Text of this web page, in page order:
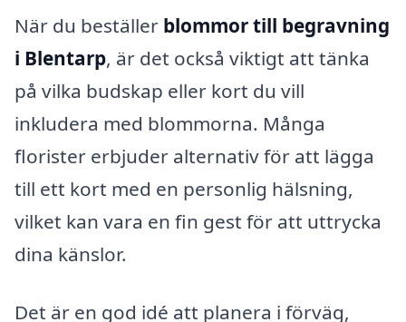
När du beställer blommor till begravning
i Blentarp, är det också viktigt att tänka
på vilka budskap eller kort du vill
inkludera med blommorna. Många
florister erbjuder alternativ för att lägga
till ett kort med en personlig hälsning,
vilket kan vara en fin gest för att uttrycka
dina känslor.
Det är en god idé att planera i förväg,